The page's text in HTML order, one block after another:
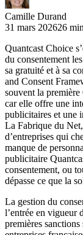
Camille Durand
31 mars 202626 min
Quantcast Choice
du consentement
sa gratuité et à sa
and Consent
souvent la
car elle offre une
publicitaires et une
La Fabrique du
d’entreprises qui
manque de
publicitaire
consentement, ou
dépasse ce que la
La gestion du
l’entrée en vigueur
premières